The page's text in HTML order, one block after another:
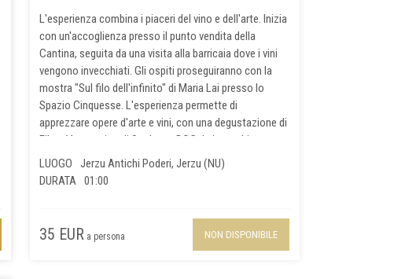
L'esperienza combina i piaceri del vino e dell'arte. Inizia
con un'accoglienza presso il punto vendita della
Cantina, seguita da una visita alla barricaia dove i vini
vengono invecchiati. Gli ospiti proseguiranno con la
mostra "Sul filo dell'infinito" di Maria Lai presso lo
Spazio Cinquesse. L'esperienza permette di
apprezzare opere d'arte e vini, con una degustazione di
Filare Vermentino di Sardegna DOC da invecchiamento
e Cinquesse Cannonau di Sardegna DOC Jerzu
d’annata. Jerzu Antichi Poderi valorizza l'integrazione
LUOGO
Jerzu Antichi Poderi, Jerzu (NU)
DURATA 01:00
35 EUR a persona NON DISPONIBILE